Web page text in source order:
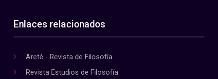
Enlaces relacionados
Areté - Revista de Filosofía
Revista Estudios de Filosofía